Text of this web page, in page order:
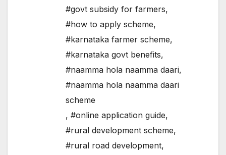
#govt subsidy for farmers,
#how to apply scheme,
#karnataka farmer scheme,
#karnataka govt benefits,
#naamma hola naamma daari,
#naamma hola naamma daari
scheme
, #online application guide,
#rural development scheme,
#rural road development,